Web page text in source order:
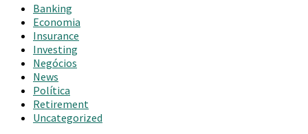
Banking
Economia
Insurance
Investing
Negócios
News
Política
Retirement
Uncategorized